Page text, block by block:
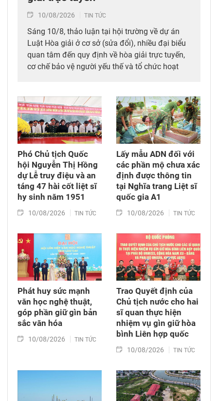
10/08/2026 TIN TỨC
Sáng 10/8, thảo luận tại hội trường về dự án
Luật Hòa giải ở cơ sở (sửa đổi), nhiều đại biểu
quan tâm đến quy định về hòa giải trực tuyến,
cơ chế bảo vệ người yếu thế và tổ chức hoạt
Phó Chủ tịch Quốc
hội Nguyễn Thị Hồng
dự Lễ truy điệu và an
táng 47 hài cốt liệt sĩ
hy sinh năm 1951
10/08/2026 TIN TỨC
Lấy mẫu ADN đối với
các phần mộ chưa xác
định được thông tin
tại Nghĩa trang Liệt sĩ
quốc gia A1
10/08/2026 TIN TỨC
Phát huy sức mạnh
văn học nghệ thuật,
góp phần giữ gìn bản
sắc văn hóa
10/08/2026 TIN TỨC
Trao Quyết định của
Chủ tịch nước cho hai
sĩ quan thực hiện
nhiệm vụ gìn giữ hòa
bình Liên hợp quốc
10/08/2026 TIN TỨC